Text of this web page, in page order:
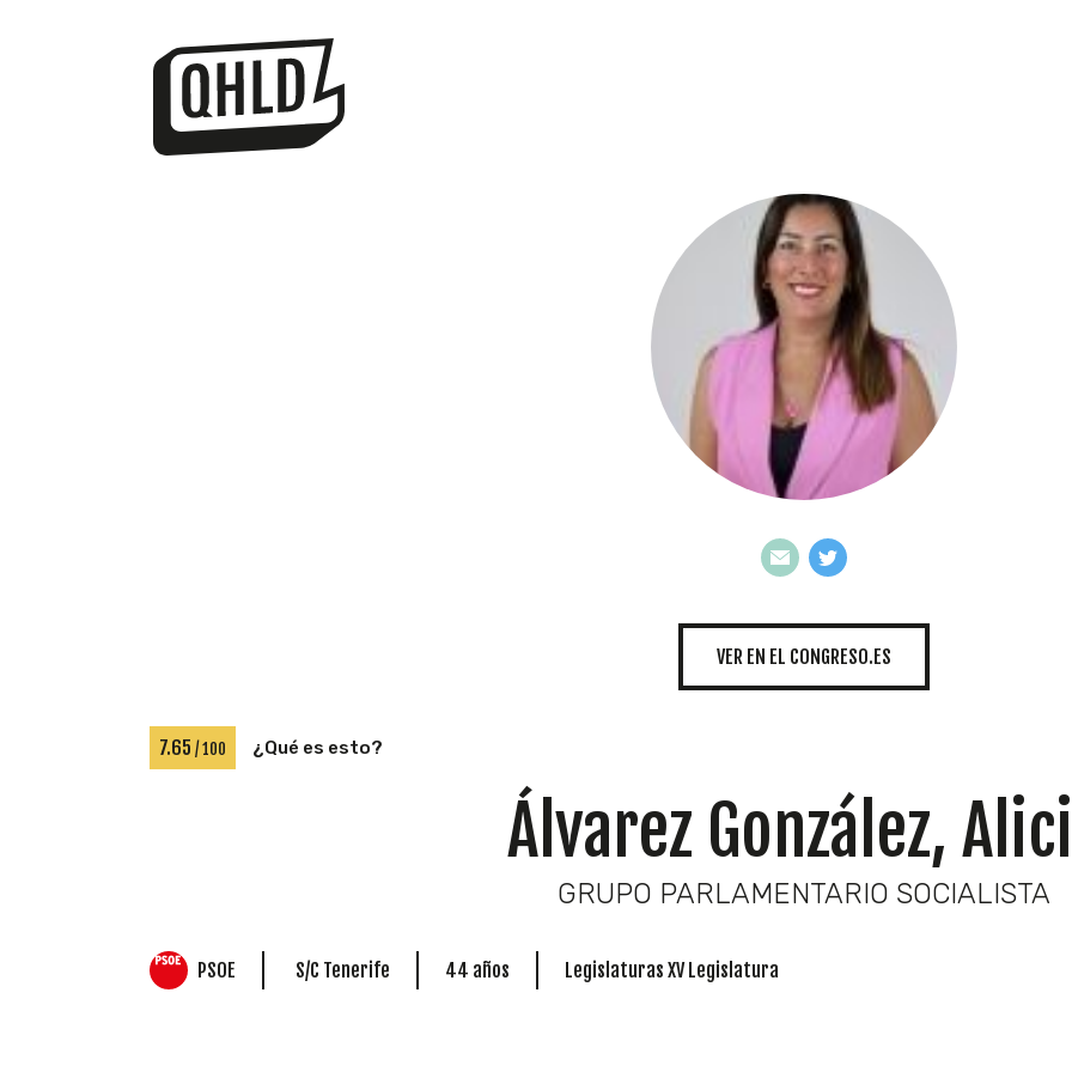
DIPUTADOS
GRUPOS
INICIATIVAS
TEMÁTICAS
VER EN EL CONGRESO.ES
7.65 / 100 ¿Qué es esto?
Álvarez González,
GRUPO PARLAMENTARIO SOCIALISTA
PSOE S/C Tenerife 44 años Legislaturas XV Legislatura